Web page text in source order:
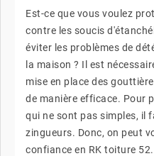
Est-ce que vous voulez
contre les soucis
éviter les problèmes de
la maison ? Il est
mise en place des
de manière efficace. Pour
qui ne sont pas simples, il
zingueurs. Donc, on peut
confiance en RK toiture 52.